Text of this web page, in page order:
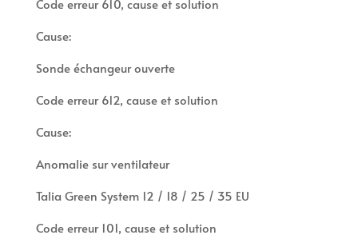
Cause:
Sonde échangeur ouverte
Code erreur 612, cause et solution
Cause:
Anomalie sur ventilateur
Talia Green System 12 / 18 / 25 / 35 EU
Code erreur 101, cause et solution